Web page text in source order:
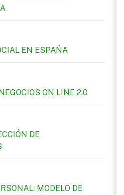
EN ESPAÑA
ON LINE 2.0
DE
MODELO DE